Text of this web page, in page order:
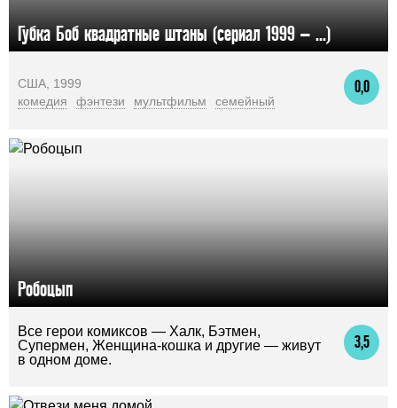
Губка Боб квадратные штаны (сериал 1999 – ...)
0,0
США, 1999
комедия
фэнтези мультфильм семейный
Робоцып
3,5
Все герои комиксов — Халк, Бэтмен,
Супермен, Женщина-кошка и другие — живут
в одном доме.